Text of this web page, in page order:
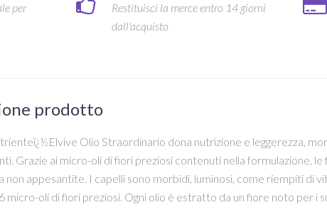
per
Restituisci la merce entro 14 giorni
dall'acquisto
prodotto
Olio Straordinario dona nutrizione e leggerezza,
Grazie ai micro-oli di fiori preziosi contenuti nella formulazione,
non appesantite. I capelli sono morbidi, luminosi, come riempiti di
micro-oli di fiori preziosi. Ogni olio è estratto da un fiore noto per i